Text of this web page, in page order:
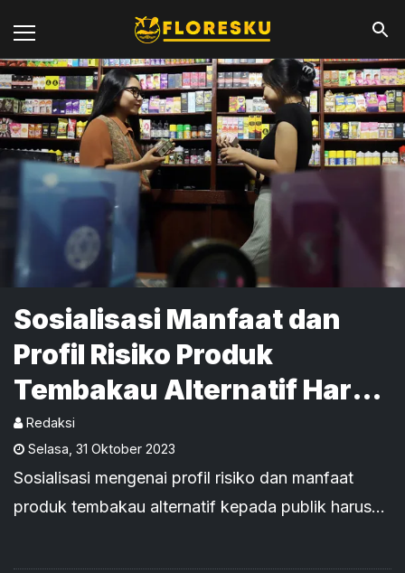
Sosialisasi Manfaat dan
Profil Risiko Produk
Tembakau Alternatif Harus
Dioptimalkan
Redaksi
Selasa 31 Oktober 2023
Sosialisasi mengenai profil risiko dan manfaat
produk tembakau alternatif kepada publik harus
bersumber dari kajian ilmiah.